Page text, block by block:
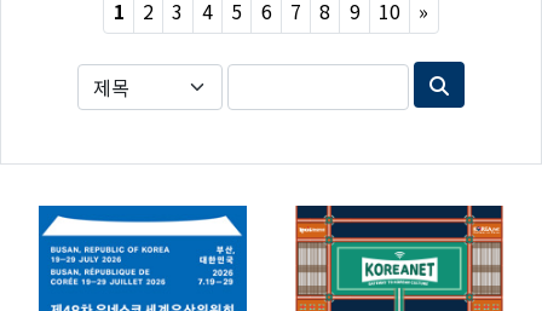
1 2 3 4 5 6 7 8 9 10 »